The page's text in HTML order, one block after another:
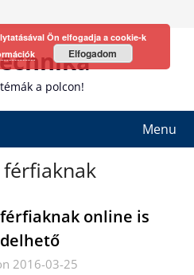
a polcon!
Menu
online is
2016-03-25
Ön elfogadja a cookie-k
Elfogadom